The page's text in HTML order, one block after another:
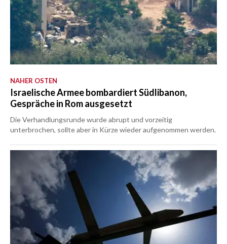
NAHER OSTEN
Israelische Armee bombardiert Südlibanon,
Gespräche in Rom ausgesetzt
Die Verhandlungsrunde wurde abrupt und vorzeitig
unterbrochen, sollte aber in Kürze wieder aufgenommen werden.